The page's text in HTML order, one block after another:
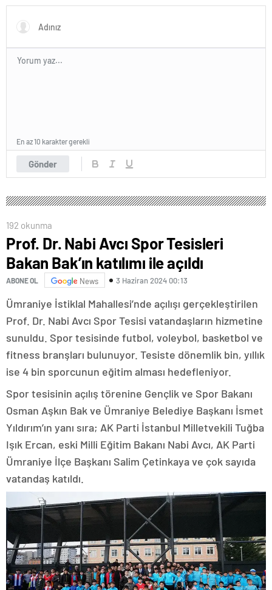
Gönder
En az 10 karakter gerekli
192 okunma
Prof. Dr. Nabi Avcı Spor Tesisleri
Bakan Bak’ın katılımı ile açıldı
ABONE OL News 3 Haziran 2024 00:13
Ümraniye İstiklal Mahallesi’nde açılışı gerçekleştirilen
Prof. Dr. Nabi Avcı Spor Tesisi vatandaşların hizmetine
sunuldu. Spor tesisinde futbol, voleybol, basketbol ve
fitness branşları bulunuyor. Tesiste dönemlik bin, yıllık
ise 4 bin sporcunun eğitim alması hedefleniyor.
Spor tesisinin açılış törenine Gençlik ve Spor Bakanı
Osman Aşkın Bak ve Ümraniye Belediye Başkanı İsmet
Yıldırım’ın yanı sıra; AK Parti İstanbul Milletvekili Tuğba
Işık Ercan, eski Milli Eğitim Bakanı Nabi Avcı, AK Parti
Ümraniye İlçe Başkanı Salim Çetinkaya ve çok sayıda
vatandaş katıldı.